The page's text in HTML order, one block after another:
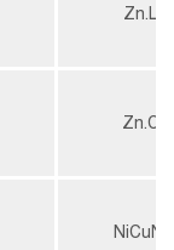
Zn.L
Zn.C
NiCuNi